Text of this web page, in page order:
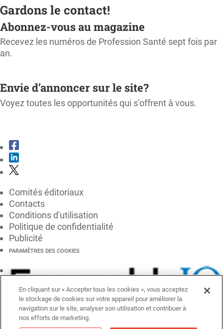
Gardons le contact!
Abonnez-vous au magazine
Recevez les numéros de Profession Santé sept fois par
an.
Envie d’annoncer sur le site?
Voyez toutes les opportunités qui s’offrent à vous.
Comités éditoriaux
Contacts
Conditions d'utilisation
Politique de confidentialité
Publicité
PARAMÈTRES DES COOKIES
En cliquant sur « Accepter tous les cookies », vous acceptez
le stockage de cookies sur votre appareil pour améliorer la
navigation sur le site, analyser son utilisation et contribuer à
nos efforts de marketing.